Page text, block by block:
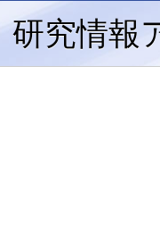
研究情報